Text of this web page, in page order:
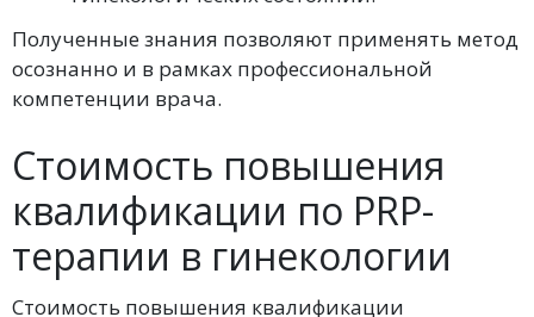
Полученные знания позволяют применять метод
осознанно и в рамках профессиональной
компетенции врача.
Стоимость повышения
квалификации по PRP-
терапии в гинекологии
Стоимость повышения квалификации